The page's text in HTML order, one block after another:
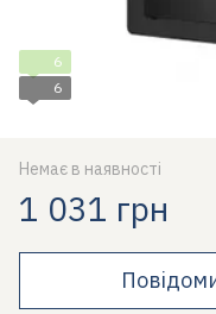
6
6
Немає в наявності
1 031 грн